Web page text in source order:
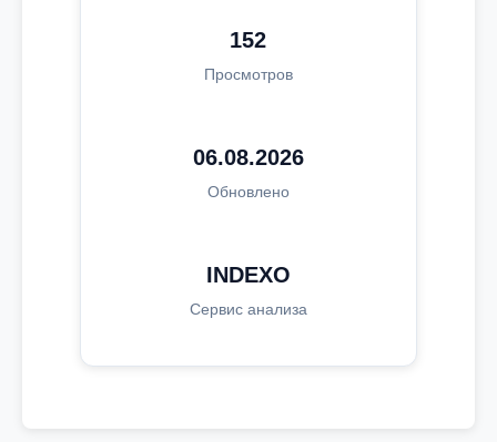
152
Просмотров
06.08.2026
Обновлено
INDEXO
Сервис анализа